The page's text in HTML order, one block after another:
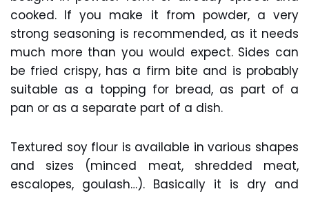
cooked. If you make it from powder, a very
strong seasoning is recommended, as it needs
much more than you would expect. Sides can
be fried crispy, has a firm bite and is probably
suitable as a topping for bread, as part of a
pan or as a separate part of a dish.
Textured soy flour is available in various shapes
and sizes (minced meat, shredded meat,
escalopes, goulash…). Basically it is dry and